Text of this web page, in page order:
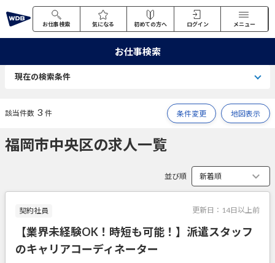
お仕事検索 気になる 初めての方へ ログイン メニュー
お仕事検索
現在の検索条件
該当件数 3 件 条件変更 地図表示
福岡市中央区の求人一覧
並び順
契約社員 更新日： 14日以上前
【業界未経験OK！時短も可能！】派遣スタッフ
のキャリアコーディネーター